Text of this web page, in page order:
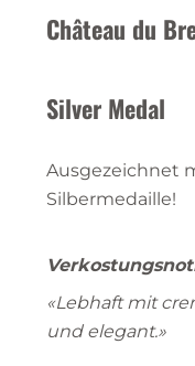
Château du
Silver Medal
Ausgezeichnet
Silbermedaille!
«Lebhaft mit
und elegant.»